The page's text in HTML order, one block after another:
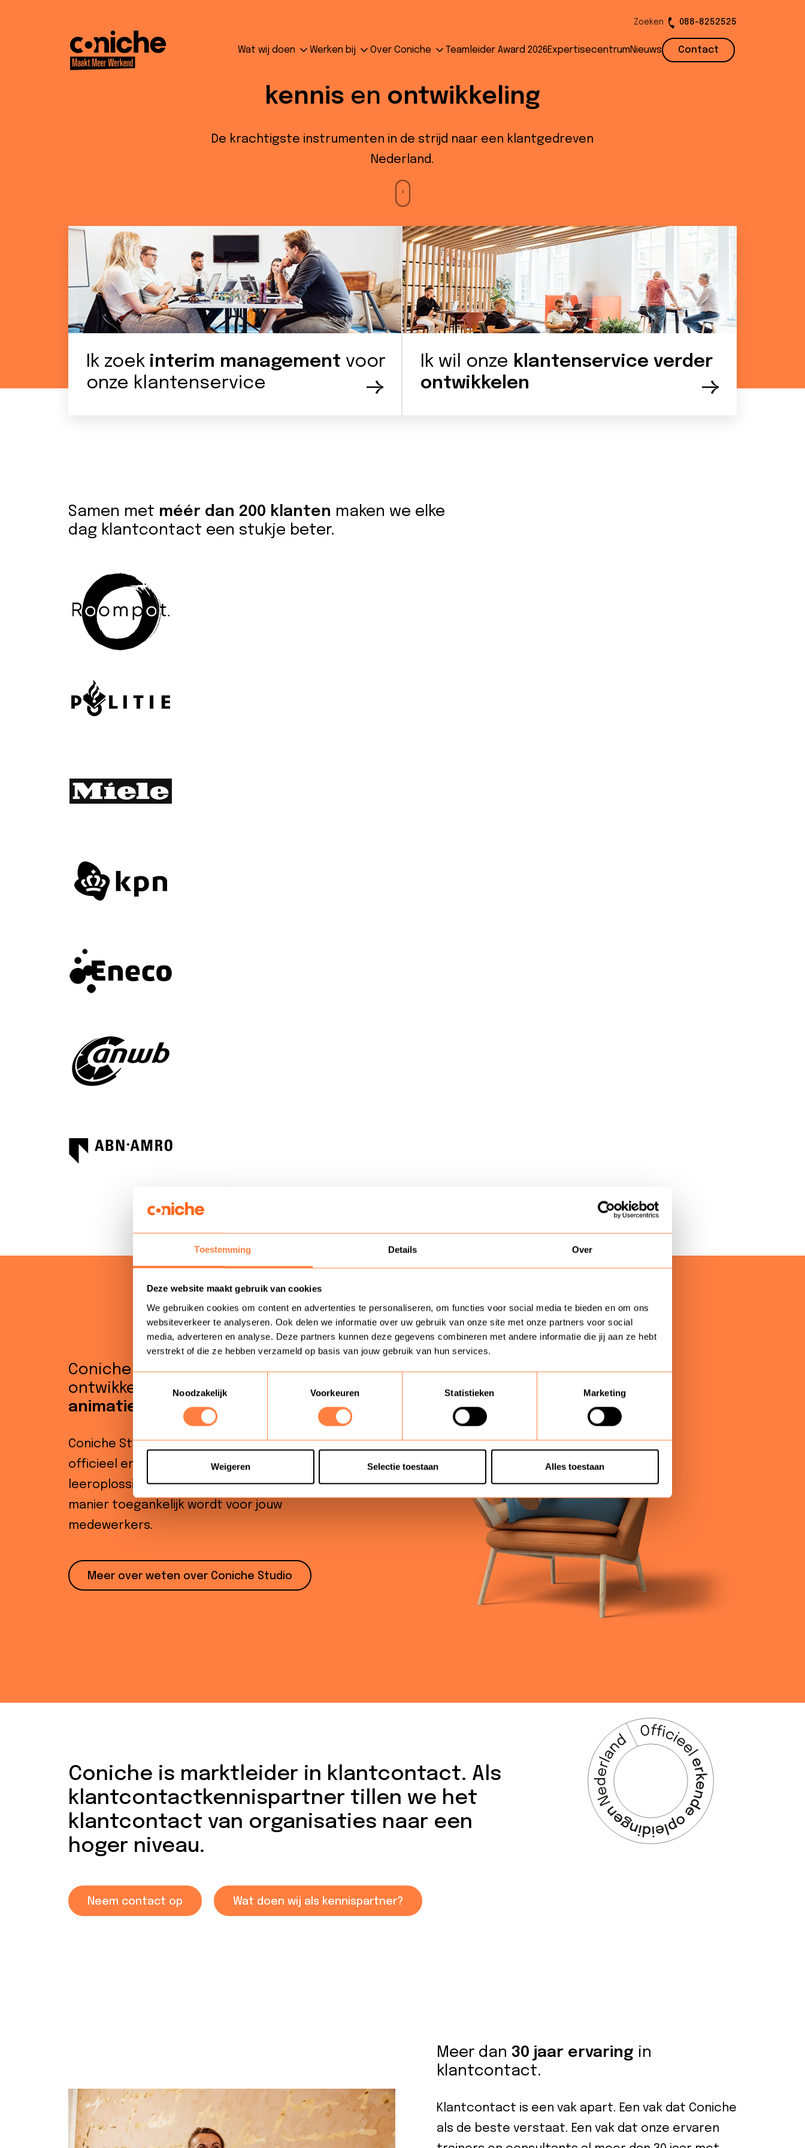
Toestemming Details Over
Deze website maakt gebruik van cookies
We gebruiken cookies om content en advertenties te personaliseren, om functies voor social media te bieden en om ons
websiteverkeer te analyseren. Ook delen we informatie over uw gebruik van onze site met onze partners voor social
media, adverteren en analyse. Deze partners kunnen deze gegevens combineren met andere informatie die jij aan ze hebt
verstrekt of die ze hebben verzameld op basis van jouw gebruik van hun services.
Noodzakelijk
Voorkeuren Statistieken Marketing
Weigeren Selectie toestaan Alles toestaan
Zoeken 088-8252525
Wat wij doen Werken bij Over Coniche Teamleider Award 2026ExpertisecentrumNieuws Contact
kennis en ontwikkeling
De krachtigste instrumenten in de strijd naar een klantgedreven
Nederland.
Ik zoek interim management voor
onze klantenservice
Ik wil onze klantenservice verder
ontwikkelen
Samen met méér dan 200 klanten maken we elke
dag klantcontact een stukje beter.
Coniche Studio. Didactisch
ontwikkelen vane-learnings
animaties
interactieve video’s.
Coniche Studio is jouw partner inonline leren. Als
officieel erkende school ontwikkelen wij online
leeroplossingen zodat kennis op een eenvoudige
manier toegankelijk wordt voor jouw
medewerkers.
Meer over weten over Coniche Studio
Coniche is marktleider in klantcontact. Als
klantcontactkennispartner tillen we het
klantcontact van organisaties naar een
hoger niveau.
Neem contact op Wat doen wij als kennispartner?
Meer dan 30 jaar ervaring in
klantcontact.
Klantcontact is een vak apart. Een vak dat Coniche
als de beste verstaat. Een vak dat onze ervaren